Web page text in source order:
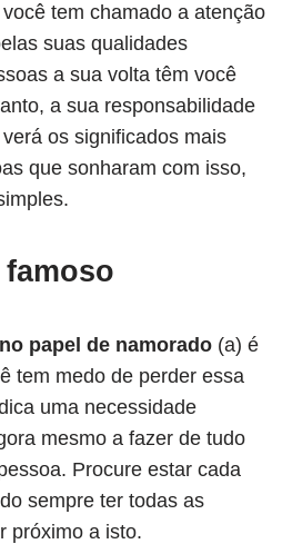
tem chamado a atenção
suas qualidades
a sua volta têm você
a sua responsabilidade
os significados mais
que sonharam com isso,
famoso
papel de namorado (a) é
tem medo de perder essa
uma necessidade
mesmo a fazer de tudo
Procure estar cada
sempre ter todas as
próximo a isto.